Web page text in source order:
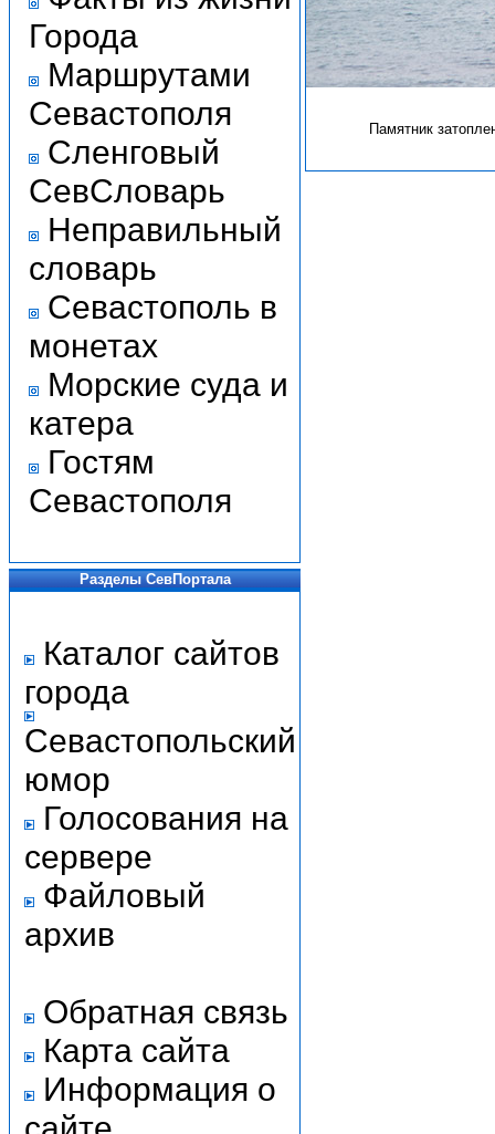
Города
Маршрутами
Севастополя
Сленговый
СевСловарь
Неправильный
словарь
Севастополь в
монетах
Морские суда и
катера
Гостям
Севастополя
Разделы СевПортала
Каталог сайтов
города
Севастопольский
юмор
Голосования на
сервере
Файловый
архив
Обратная связь
Карта сайта
Информация о
Памятник